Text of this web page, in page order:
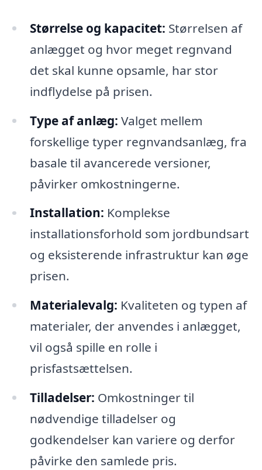
Størrelse og kapacitet: Størrelsen af
anlægget og hvor meget regnvand
det skal kunne opsamle, har stor
indflydelse på prisen.
Type af anlæg: Valget mellem
forskellige typer regnvandsanlæg, fra
basale til avancerede versioner,
påvirker omkostningerne.
Installation: Komplekse
installationsforhold som jordbundsart
og eksisterende infrastruktur kan øge
prisen.
Materialevalg: Kvaliteten og typen af
materialer, der anvendes i anlægget,
vil også spille en rolle i
prisfastsættelsen.
Tilladelser: Omkostninger til
nødvendige tilladelser og
godkendelser kan variere og derfor
påvirke den samlede pris.